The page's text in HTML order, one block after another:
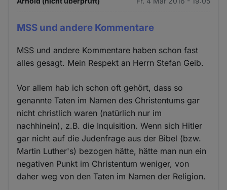
MSS und andere Kommentare
MSS und andere Kommentare haben schon fast
alles gesagt. Mein Respekt an Herrn Stefan Geib.
Vor allem hab ich schon oft gehört, dass so
genannte Taten im Namen des Christentums gar
nicht christlich waren (natürlich nur im
nachhinein), z.B. die Inquisition. Wenn sich Hitler
gar nicht auf die Judenfrage aus der Bibel (bzw.
Martin Luther's) bezogen hätte, hätte man nun ein
negativen Punkt im Christentum weniger, von
daher weg von den Taten im Namen der Religion.